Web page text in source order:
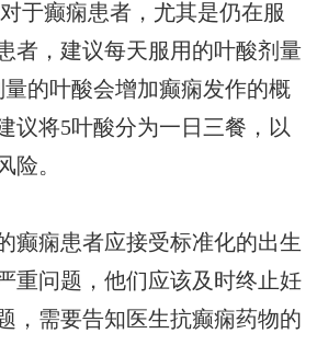
于癫痫患者，尤其是仍在服
者，建议每天服用的叶酸剂量
的叶酸会增加癫痫发作的概
议将5叶酸分为一日三餐，以
险。
癫痫患者应接受标准化的出生
重问题，他们应该及时终止妊
，需要告知医生抗癫痫药物的